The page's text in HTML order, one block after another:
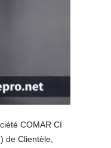
COMAR CI
de Clientèle,